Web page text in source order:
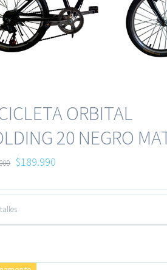
ORBITAL
20 NEGRO
$189.990